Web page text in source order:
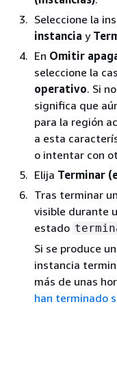
Seleccione la
instancia y
En Omitir
seleccione la
operativo. Si
significa que
para la región
a esta
o intentar con
Elija Terminar
Tras terminar
visible durante
estado
Si se produce
instancia
más de unas
han terminado